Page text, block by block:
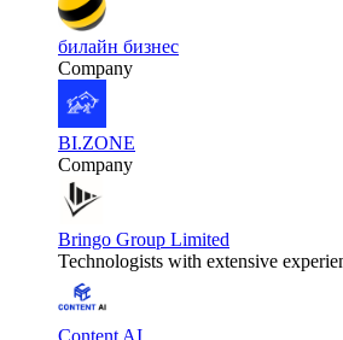
билайн бизнес
Company
BI.ZONE
Company
Bringo Group Limited
Technologists with extensive
Content AI